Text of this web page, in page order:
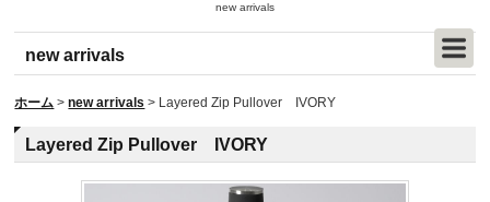
new arrivals
new arrivals
ホーム > new arrivals > Layered Zip Pullover IVORY
Layered Zip Pullover IVORY